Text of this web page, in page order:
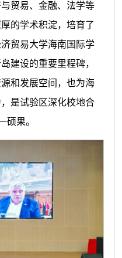
贸易、金融、法学等
的学术积淀，培育了
贸易大学海南国际学
建设的重要里程碑，
和发展空间，也为海
是试验区深化校地合
硕果。